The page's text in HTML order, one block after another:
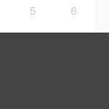
5 6